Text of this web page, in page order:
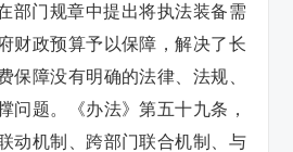
部门规章中提出将执法装备需
财政预算予以保障，解决了长
保障没有明确的法律、法规、
问题。《办法》第五十九条，
动机制、跨部门联合机制、与